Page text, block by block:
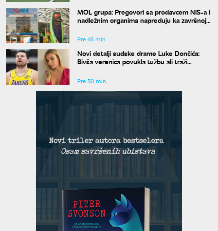
MOL grupa: Pregovori sa prodavcem NIS-a i
nadležnim organima napreduju ka završnoj
Pre 45 min
Novi detalji sudske drame Luke Dončića:
Bivša verenica povukla tužbu ali traži
Pre 50 min